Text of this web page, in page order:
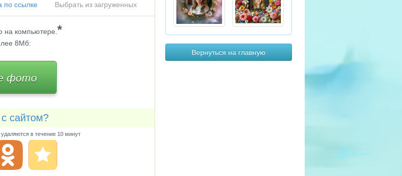
Вернуться на главную
по ссылке Выбрать из загруженных
компьютере. *
8Мб:
фото
сайтом?
в течение 10 минут